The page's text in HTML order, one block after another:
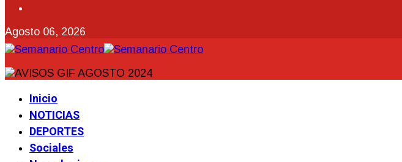
Agosto 06, 2026
Inicio
NOTICIAS
DEPORTES
Sociales